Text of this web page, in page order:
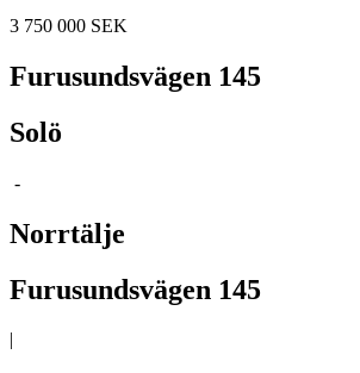
3 750 000 SEK
Furusundsvägen 145
Solö
-
Norrtälje
Furusundsvägen 145
|